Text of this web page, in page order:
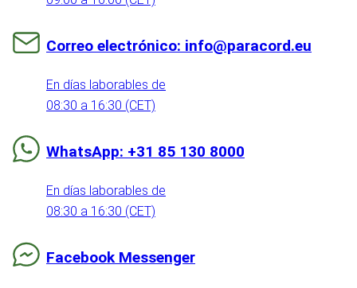
Correo electrónico: info@paracord.eu
En días laborables de
08:30 a 16:30 (CET)
WhatsApp: +31 85 130 8000
En días laborables de
08:30 a 16:30 (CET)
Facebook Messenger